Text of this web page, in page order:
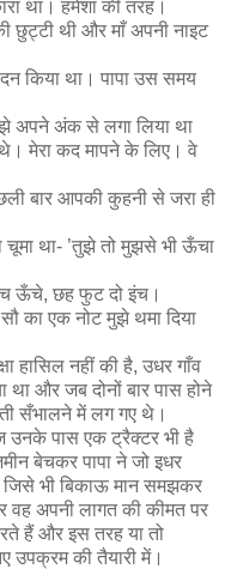
था। हमेशा की तरह।
छुट्टी थी और माँ अपनी नाइट
किया था। पापा उस समय
अपने अंक से लगा लिया था
मेरा कद मापने के लिए। वे
बार आपकी कुहनी से जरा ही
चूमा था- ’तुझे तो मुझसे भी ऊँचा
ऊँचे, छह फुट दो इंच।
का एक नोट मुझे थमा दिया
हासिल नहीं की है, उधर गाँव
था और जब दोनों बार पास होने
सँभालने में लग गए थे।
उनके पास एक ट्रैक्टर भी है
बेचकर पापा ने जो इधर
भी बिकाऊ मान समझकर
वह अपनी लागत की कीमत पर
हैं और इस तरह या तो
उपक्रम की तैयारी में।